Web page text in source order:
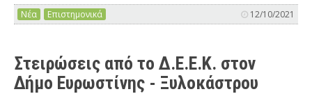
Νέα Επιστημονικά 12/10/2021
Στειρώσεις από το Δ.Ε.Ε.Κ. στον
Δήμο Ευρωστίνης - Ξυλοκάστρου